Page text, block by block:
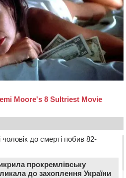
до смерті побив 82-
прокремлівську
до захоплення України